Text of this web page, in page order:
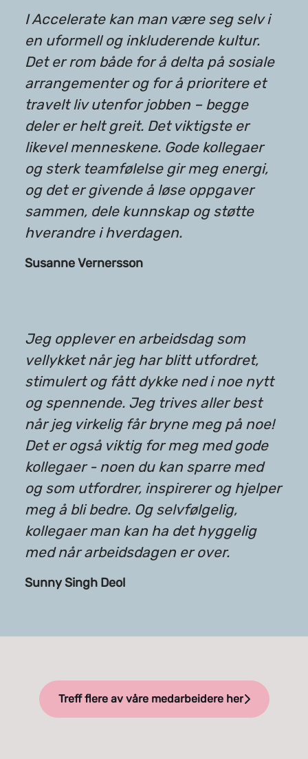
I Accelerate kan man være seg selv i
en uformell og inkluderende kultur.
Det er rom både for å delta på sosiale
arrangementer og for å prioritere et
travelt liv utenfor jobben – begge
deler er helt greit. Det viktigste er
likevel menneskene. Gode kollegaer
og sterk teamfølelse gir meg energi,
og det er givende å løse oppgaver
sammen, dele kunnskap og støtte
hverandre i hverdagen.
Susanne Vernersson
Jeg opplever en arbeidsdag som
vellykket når jeg har blitt utfordret,
stimulert og fått dykke ned i noe nytt
og spennende. Jeg trives aller best
når jeg virkelig får bryne meg på noe!
Det er også viktig for meg med gode
kollegaer - noen du kan sparre med
og som utfordrer, inspirerer og hjelper
meg å bli bedre. Og selvfølgelig,
kollegaer man kan ha det hyggelig
med når arbeidsdagen er over.
Sunny Singh Deol
Treff flere av våre medarbeidere her